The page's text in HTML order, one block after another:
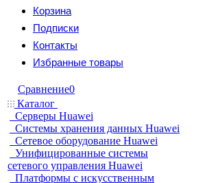
Корзина
Подписки
Контакты
Избранные товары
Сравнение0
Каталог
Серверы Huawei
Системы хранения данных Huawei
Сетевое оборудование Huawei
Унифицированные системы
сетевого управления Huawei
Платформы с искусственным